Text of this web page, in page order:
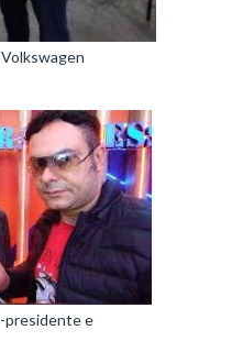
presidente e